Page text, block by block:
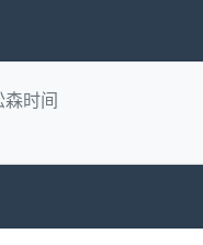
森时间